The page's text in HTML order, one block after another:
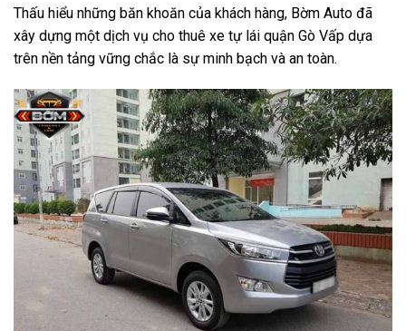
Thấu hiểu những băn khoăn của khách hàng, Bờm Auto đã
xây dựng một dịch vụ cho thuê xe tự lái quận Gò Vấp dựa
trên nền tảng vững chắc là sự minh bạch và an toàn.